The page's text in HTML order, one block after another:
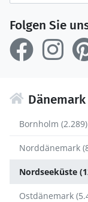
Folgen Sie
Dänemark
Bornholm (2.289)
Norddänemark
Nordseeküste
Ostdänemark